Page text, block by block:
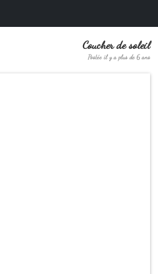
Coucher de soleil
Postée il y a plus de 6 ans